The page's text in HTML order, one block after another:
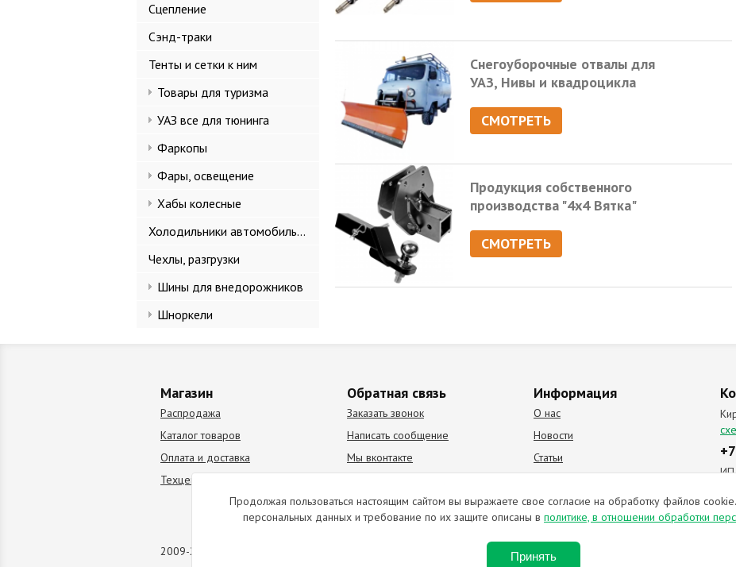
Сцепление
Сэнд-траки
Тенты и сетки к ним
Товары для туризма
УАЗ все для тюнинга
Фаркопы
Фары, освещение
Хабы колесные
Холодильники автомобильные
Чехлы, разгрузки
Шины для внедорожников
Шноркели
Снегоуборочные отвалы для
УАЗ, Нивы и квадроцикла
СМОТРЕТЬ
Продукция собственного
производства "4х4 Вятка"
СМОТРЕТЬ
Магазин
Распродажа
Каталог товаров
Оплата и доставка
Техцентр
Обратная связь
Заказать звонок
Написать сообщение
Мы вконтакте
Информация
О нас
Новости
Статьи
ИП
2009-2026 © Все права защищены. Копирование материалов запрещено. Отправляя любую форму на сайте, вы
Продолжая пользоваться настоящим сайтом вы выражаете свое согласие на обработку файлов
персональных данных и требование по их защите описаны в политике, в отношении обработки
Принять